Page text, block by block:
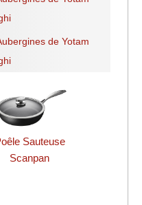
Sauteuse
Scanpan